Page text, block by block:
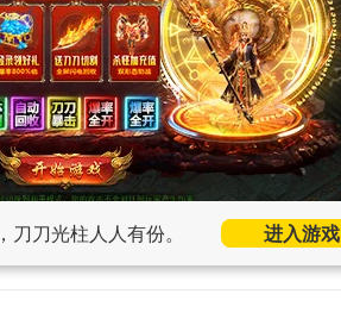
刀光柱人人有份。 进入游戏